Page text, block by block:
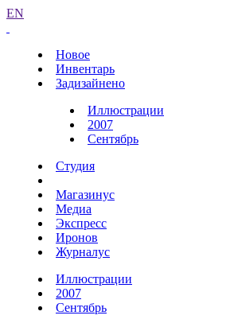
EN
Новое
Инвентарь
Задизайнено
Иллюстрации
2007
Сентябрь
Студия
Магазинус
Медиа
Экспресс
Иронов
Журналус
Иллюстрации
2007
Сентябрь